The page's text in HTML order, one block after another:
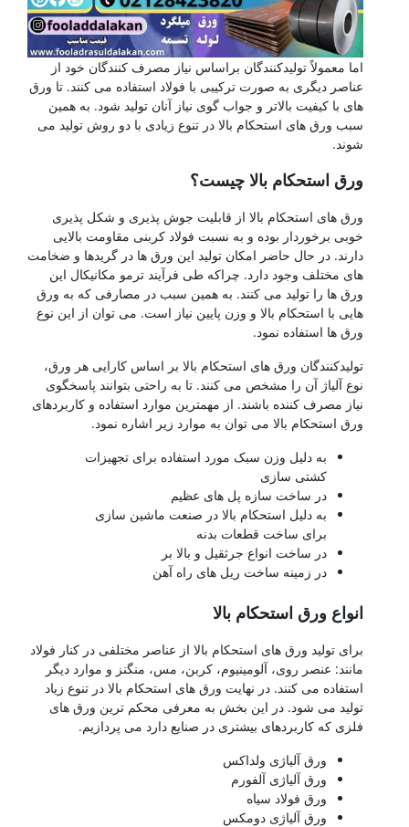
اما معمولاً تولیدکنندگان براساس نیاز مصرف کنندگان خود از
عناصر دیگری به صورت ترکیبی با فولاد استفاده می کنند. تا ورق
های با کیفیت بالاتر و جواب گوی نیاز آنان تولید شود. به همین
سبب ورق های استحکام بالا در تنوع زیادی با دو روش تولید می
شوند.
ورق استحکام بالا چیست؟
ورق های استحکام بالا از قابلیت جوش پذیری و شکل پذیری
خوبی برخوردار بوده و به نسبت فولاد کربنی مقاومت بالایی
دارند. در حال حاضر امکان تولید این ورق ها در گریدها و ضخامت
های مختلف وجود دارد. چراکه طی فرآیند ترمو مکانیکال این
ورق ها را تولید می کنند. به همین سبب در مصارفی که به ورق
هایی با استحکام بالا و وزن پایین نیاز است. می توان از این نوع
ورق ها استفاده نمود.
تولیدکنندگان ورق های استحکام بالا بر اساس کارایی هر ورق،
نوع آلیاژ آن را مشخص می کنند. تا به راحتی بتوانند پاسخگوی
نیاز مصرف کننده باشند. از مهمترین موارد استفاده و کاربردهای
ورق استحکام بالا می توان به موارد زیر اشاره نمود.
به دلیل وزن سبک مورد استفاده برای تجهیزات
کشتی سازی
در ساخت سازه پل های عظیم
به دلیل استحکام بالا در صنعت ماشین سازی
برای ساخت قطعات بدنه
در ساخت انواع جرثقیل و بالا بر
در زمینه ساخت ریل های راه آهن
انواع ورق استحکام بالا
برای تولید ورق های استحکام بالا از عناصر مختلفی در کنار فولاد
مانند: عنصر روی، آلومینیوم، کربن، مس، منگنز و موارد دیگر
استفاده می کنند. در نهایت ورق های استحکام بالا در تنوع زیاد
تولید می شود. در این بخش به معرفی محکم ترین ورق های
فلزی که کاربردهای بیشتری در صنایع دارد می پردازیم.
ورق آلیاژی ولداکس
ورق آلیاژی آلفورم
ورق فولاد سیاه
ورق آلیاژی دومکس